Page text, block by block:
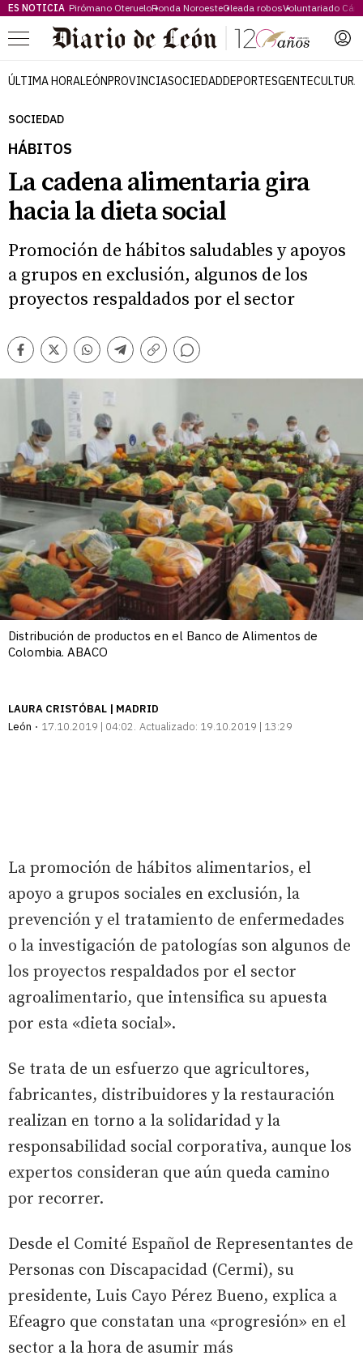
ES NOTICIA Pirómano OterueloRonda NoroesteOleada robosVoluntariado
Menú
ÚLTIMA HORALEÓNPROVINCIASOCIEDADDEPORTESGENTECULTURA
SOCIEDAD
HÁBITOS
La cadena alimentaria gira
hacia la dieta social
Promoción de hábitos saludables y apoyos
a grupos en exclusión, algunos de los
proyectos respaldados por el sector
Facebook
TwitterWhatsappTelegram
Copiar
Comentarios
Distribución de productos en el Banco de Alimentos de
Colombia. ABACO
LAURA CRISTÓBAL | MADRID
León
17.10.2019 | 04:02 Actualizado: 19.10.2019 | 13:29
La promoción de hábitos alimentarios, el
apoyo a grupos sociales en exclusión, la
prevención y el tratamiento de enfermedades
o la investigación de patologías son algunos de
los proyectos respaldados por el sector
agroalimentario, que intensifica su apuesta
por esta «dieta social».
Se trata de un esfuerzo que agricultores,
fabricantes, distribuidores y la restauración
realizan en torno a la solidaridad y la
responsabilidad social corporativa, aunque los
expertos consideran que aún queda camino
por recorrer.
Desde el Comité Español de Representantes de
Personas con Discapacidad (Cermi), su
presidente, Luis Cayo Pérez Bueno, explica a
Efeagro que constatan una «progresión» en el
sector a la hora de asumir más